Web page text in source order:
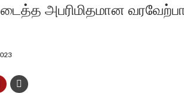
அபரிமிதமான